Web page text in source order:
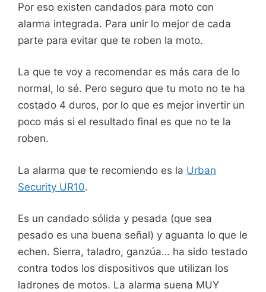
Por eso existen candados para moto con
alarma integrada. Para unir lo mejor de cada
parte para evitar que te roben la moto.
La que te voy a recomendar es más cara de lo
normal, lo sé. Pero seguro que tu moto no te ha
costado 4 duros, por lo que es mejor invertir un
poco más si el resultado final es que no te la
roben.
La alarma que te recomiendo es la Urban
Security UR10.
Es un candado sólida y pesada (que sea
pesado es una buena señal) y aguanta lo que le
echen. Sierra, taladro, ganzúa… ha sido testado
contra todos los dispositivos que utilizan los
ladrones de motos. La alarma suena MUY